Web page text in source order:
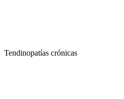
Tendinopatías crónicas